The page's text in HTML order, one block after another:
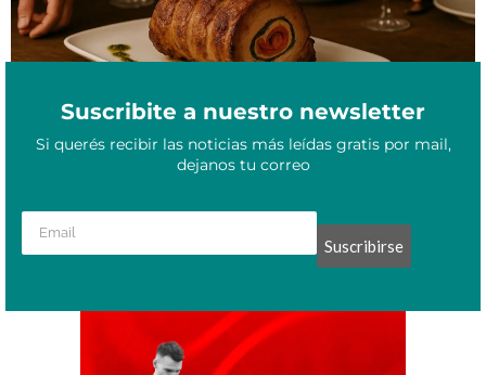
Suscribite a nuestro newsletter
Si querés recibir las noticias más leídas gratis por mail,
dejanos tu correo
Suscribirse